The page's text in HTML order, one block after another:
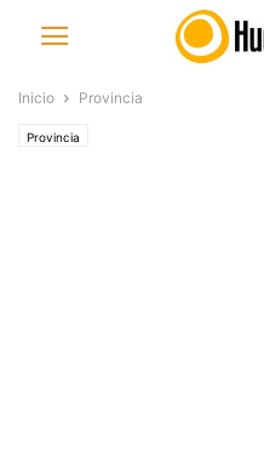
Inicio Provincia
Provincia